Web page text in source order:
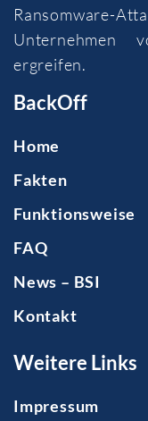
Ransomware-
Unternehmen
ergreifen.
BackOff
Home
Fakten
Funktionsweise
FAQ
News – BSI
Kontakt
Weitere Links
Impressum